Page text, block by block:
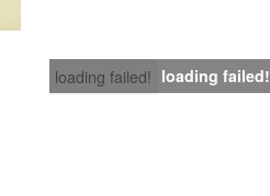
loading failed! loading failed!